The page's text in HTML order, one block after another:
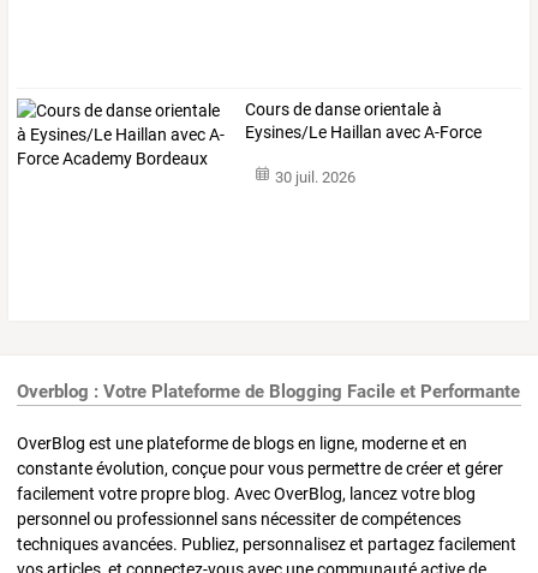
Coursdedanseorientaleà
Eysines/Le Haillan avecA-Force
30 juil. 2026
Overblog : Votre Plateforme de Blogging Facile et Performante
OverBlog est une plateforme de blogs en ligne, moderne et en
constante évolution, conçue pour vous permettre de créer et gérer
facilement votre propre blog. Avec OverBlog, lancez votre blog
personnel ou professionnel sans nécessiter de compétences
techniques avancées. Publiez, personnalisez et partagez facilement
vos articles, et connectez-vous avec une communauté active de